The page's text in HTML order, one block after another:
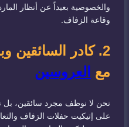
والخصوصية بعيداً عن أنظار
وقاعة الزفاف.
2. كادر السائقين
مع العروسين
نحن لا نوظف مجرد سائقين، بل
على إتيكيت حفلات الزفاف